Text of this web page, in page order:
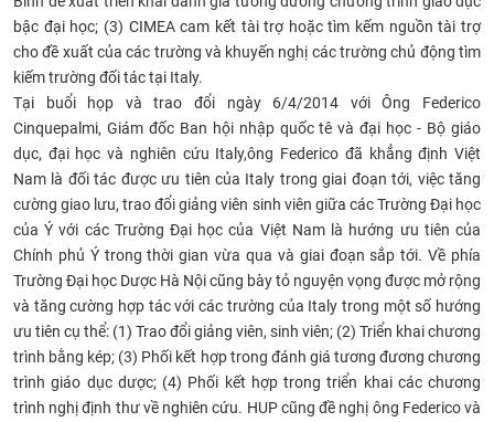
bậc đại học; (3) CIMEA cam kết tài trợ hoặc tìm kếm nguồn tài trợ
cho đề xuất của các trường và khuyến nghị các trường chủ động tìm
kiếm trường đối tác tại Italy.
Tại buổi họp và trao đổi ngày 6/4/2014 với Ông Federico
Cinquepalmi, Giám đốc Ban hội nhập quốc tê và đại học - Bộ giáo
dục, đại học và nghiên cứu Italy,ông Federico đã khẳng định Việt
Nam là đối tác được ưu tiên của Italy trong giai đoạn tới, việc tăng
cường giao lưu, trao đổi giảng viên sinh viên giữa các Trường Đại học
của Ý với các Trường Đại học của Việt Nam là hướng ưu tiên của
Chính phủ Ý trong thời gian vừa qua và giai đoạn sắp tới. Về phía
Trường Đại học Dược Hà Nội cũng bày tỏ nguyện vọng được mở rộng
và tăng cường hợp tác với các trường của Italy trong một số hướng
ưu tiên cụ thể: (1) Trao đổi giảng viên, sinh viên; (2) Triển khai chương
trình bằng kép; (3) Phối kết hợp trong đánh giá tương đương chương
trình giáo dục dược; (4) Phối kết hợp trong triển khai các chương
trình nghị định thư về nghiên cứu. HUP cũng đề nghị ông Federico và